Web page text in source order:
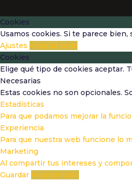
Cookies
Usamos cookies. Si te parece
Ajustes Aceptar todo
Cookies
Elige qué tipo de cookies aceptar.
Necesarias
Estas cookies no son opcionales.
Estadísticas
Para que podamos mejorar la
Experiencia
Para que nuestra web funcione lo
Marketing
Al compartir tus intereses y
Guardar Aceptar todo